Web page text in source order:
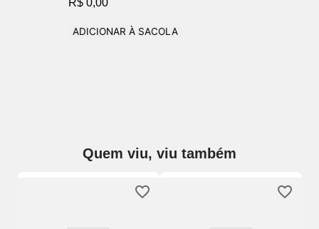
R$ 0,00
ADICIONAR À SACOLA
Quem viu, viu também